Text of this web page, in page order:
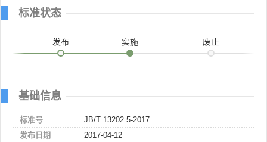
标准状态
发布 实施 废止
基础信息
标准号
JB/T 13202.5-2017
发布日期
2017-04-12